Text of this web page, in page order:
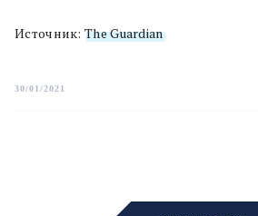
Источник: The Guardian
30/01/2021